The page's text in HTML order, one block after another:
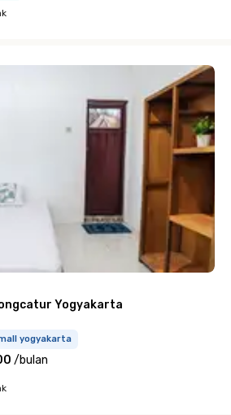
Yogyakarta
yogyakarta
/bulan